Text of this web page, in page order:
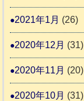
2021年1月 (26)
2020年12月 (31)
2020年11月 (20)
2020年10月 (31)